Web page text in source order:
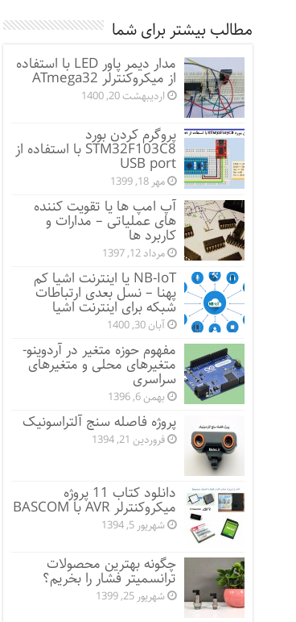
مطالب بیشتر برای شما
مدار دیمر پاور LED با استفاده
از میکروکنترلر ATmega32
اردیبهشت 20, 1400
پروگرم کردن بورد
STM32F103C8 با استفاده از
USB port
مهر 18, 1399
آپ امپ ها یا تقویت کننده
های عملیاتی – مدارات و
کاربرد ها
مرداد 12, 1397
NB-IoT یا اینترنت اشیا کم
پهنا – نسل بعدی ارتباطات
شبکه برای اینترنت اشیا
آبان 30, 1400
مفهوم حوزه متغیر در آردوینو-
متغیرهای محلی و متغیرهای
سراسری
بهمن 6, 1396
پروژه فاصله سنج آلتراسونیک
فروردین 21, 1394
دانلود کتاب 11 پروژه
میکروکنترلر AVR با BASCOM
شهریور 5, 1394
چگونه بهترین محصولات
ترانسمیتر فشار را بخریم؟
شهریور 25, 1399